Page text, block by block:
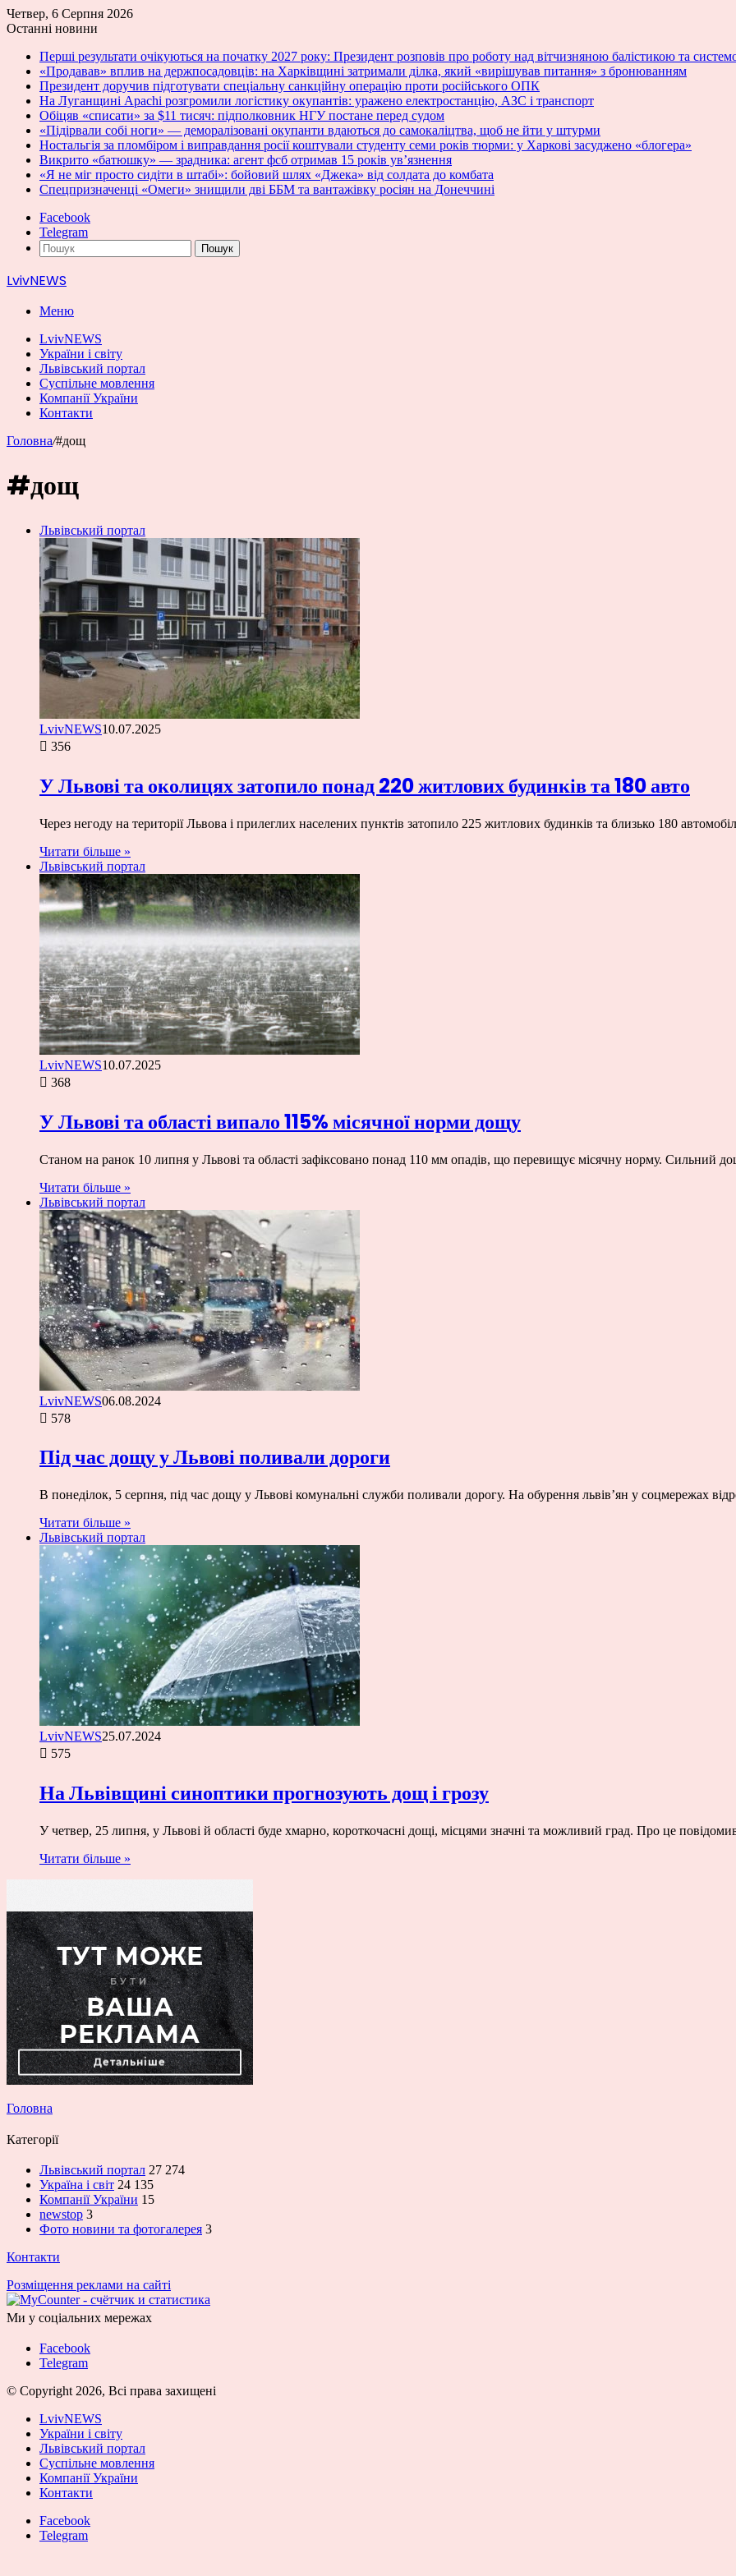
Четвер, 6 Серпня 2026
Останні новини
Перші результати очікуються на початку 2027 року: Президент розповів про роботу над вітчизняною балістикою та
«Продавав» вплив на держпосадовців: на Харківщині затримали ділка, який «вирішував питання» з бронюванням
Президент доручив підготувати спеціальну санкційну операцію проти російського ОПК
На Луганщині Apachi розгромили логістику окупантів: уражено електростанцію, АЗС і транспорт
Обіцяв «списати» за $11 тисяч: підполковник НГУ постане перед судом
«Підірвали собі ноги» — деморалізовані окупанти вдаються до самокаліцтва, щоб не йти у штурми
Ностальгія за пломбіром і виправдання росії коштували студенту семи років тюрми: у Харкові засуджено «блогера»
Викрито «батюшку» — зрадника: агент фсб отримав 15 років ув’язнення
«Я не міг просто сидіти в штабі»: бойовий шлях «Джека» від солдата до комбата
Спецпризначенці «Омеги» знищили дві ББМ та вантажівку росіян на Донеччині
Facebook
Telegram
Пошук
LvivNEWS
Меню
LvivNEWS
України і світу
Львівський портал
Суспільне мовлення
Компанії України
Контакти
Головна/#дощ
#дощ
Львівський портал
LvivNEWS10.07.2025
356
У Львові та околицях затопило понад 220 житлових будинків та 180 авто
Через негоду на території Львова і прилеглих населених пунктів затопило 225 житлових будинків та близько 180
Читати більше »
Львівський портал
LvivNEWS10.07.2025
368
У Львові та області випало 115% місячної норми дощу
Станом на ранок 10 липня у Львові та області зафіксовано понад 110 мм опадів, що перевищує місячну норму. Сильний
Читати більше »
Львівський портал
LvivNEWS06.08.2024
578
Під час дощу у Львові поливали дороги
В понеділок, 5 серпня, під час дощу у Львові комунальні служби поливали дорогу. На обурення львів’ян у соцмережах
Читати більше »
Львівський портал
LvivNEWS25.07.2024
575
На Львівщині синоптики прогнозують дощ і грозу
У четвер, 25 липня, у Львові й області буде хмарно, короткочасні дощі, місцями значні та можливий град. Про це
Читати більше »
Головна
Категорії
Львівський портал 27 274
Україна і світ 24 135
Компанії України 15
newstop 3
Фото новини та фотогалерея 3
Контакти
Розміщення реклами на сайті
Ми у соціальних мережах
Facebook
Telegram
© Copyright 2026, Всі права захищені
LvivNEWS
України і світу
Львівський портал
Суспільне мовлення
Компанії України
Контакти
Facebook
Telegram